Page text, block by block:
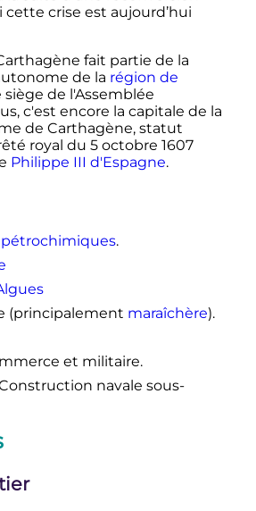
cette crise est aujourd’hui
fait partie de la
de la région de
siège de l'Assemblée
c'est encore la capitale de la
de Carthagène, statut
royal du 5 octobre 1607
Philippe III d'Espagne.
pétrochimiques.
(principalement maraîchère).
et militaire.
navale sous-